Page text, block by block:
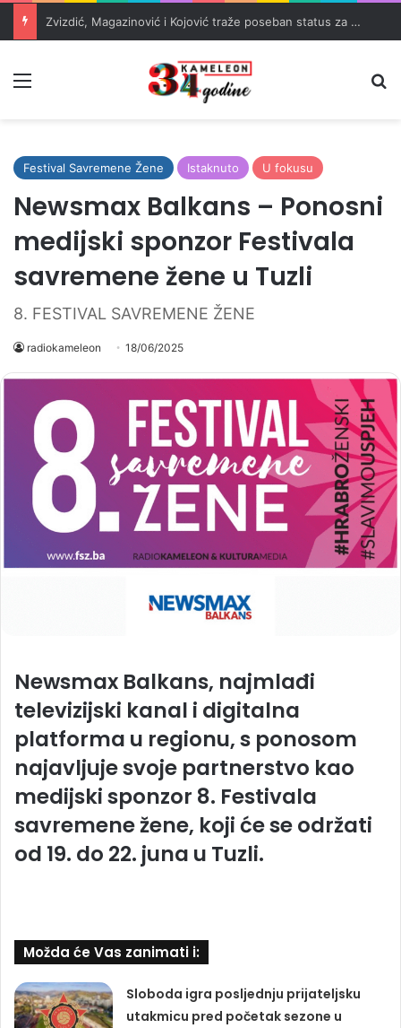
Zvizdić, Magazinović i Kojović traže poseban status za Memorijalni centar Srebrenica
Festival Savremene Žene Istaknuto U fokusu
Newsmax Balkans – Ponosni
medijski sponzor Festivala
savremene žene u Tuzli
8. FESTIVAL SAVREMENE ŽENE
radiokameleon 18/06/2025
Newsmax Balkans, najmlađi
televizijski kanal i digitalna
platforma u regionu, s ponosom
najavljuje svoje partnerstvo kao
medijski sponzor 8. Festivala
savremene žene, koji će se održati
od 19. do 22. juna u Tuzli.
Možda će Vas zanimati i:
Sloboda igra posljednju prijateljsku
utakmicu pred početak sezone u